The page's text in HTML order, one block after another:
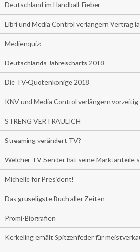
Deutschland im Handball-Fieber
Libri und Media Control verlängern Vertrag
Medienquiz:
Deutschlands Jahrescharts 2018
Die TV-Quotenkönige 2018
KNV und Media Control verlängern vorzeitig
STRENG VERTRAULICH
Streaming verändert TV?
Welcher TV-Sender hat seine Marktanteile
Michelle for President!
Das gruseligste Buch aller Zeiten
Promi-Biografien
Kerkeling erhält Spitzenfeder für